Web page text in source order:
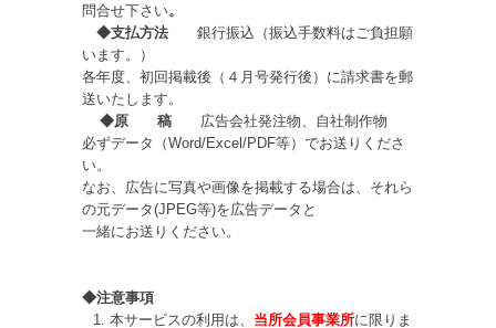
問合せ下さい。
◆支払方法 銀行振込（振込手数料はご負担願
います。）
各年度、初回掲載後（４月号発行後）に請求書を郵
送いたします。
◆原 稿 広告会社発注物、自社制作物
必ずデータ（Word/Excel/PDF等）でお送りくださ
い。
なお、広告に写真や画像を掲載する場合は、それら
の元データ(JPEG等)を広告データと
一緒にお送りください。
◆注意事項
本サービスの利用は、 当所会員事業所に限りま